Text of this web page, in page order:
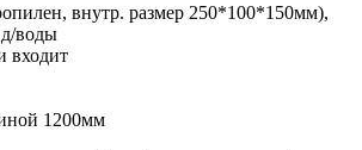
внутр. размер 250*100*150мм),
воды
входит
1200мм